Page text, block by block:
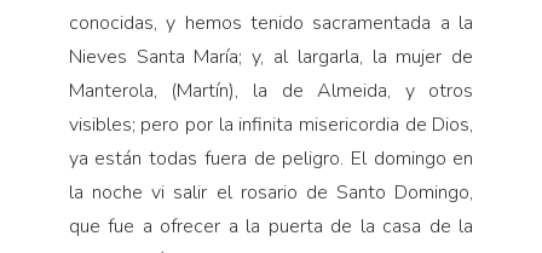
conocidas, y hemos tenido sacramentada a la
Nieves Santa María; y, al largarla, la mujer de
Manterola, (Martín), la de Almeida, y otros
visibles; pero por la infinita misericordia de Dios,
ya están todas fuera de peligro. El domingo en
la noche vi salir el rosario de Santo Domingo,
que fue a ofrecer a la puerta de la casa de la